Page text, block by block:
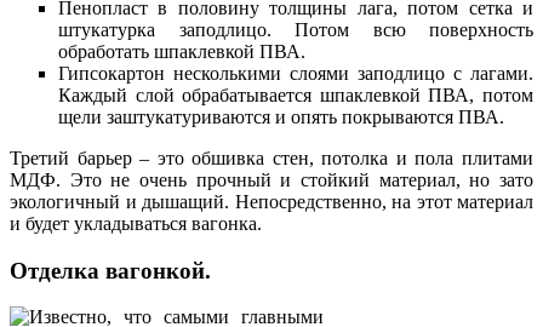
Пенопласт в половину толщины лага, потом сетка и
штукатурка заподлицо. Потом всю поверхность
обработать шпаклевкой ПВА.
Гипсокартон несколькими слоями заподлицо с лагами.
Каждый слой обрабатывается шпаклевкой ПВА, потом
щели заштукатуриваются и опять покрываются ПВА.
Третий барьер – это обшивка стен, потолка и пола плитами
МДФ. Это не очень прочный и стойкий материал, но зато
экологичный и дышащий. Непосредственно, на этот материал
и будет укладываться вагонка.
Отделка вагонкой.